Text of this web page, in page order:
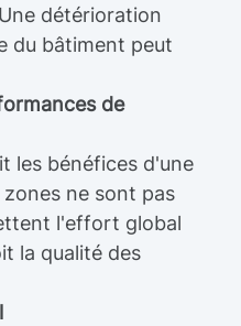
détérioration
du bâtiment peut
de
les bénéfices d'une
ne sont pas
l'effort global
la qualité des